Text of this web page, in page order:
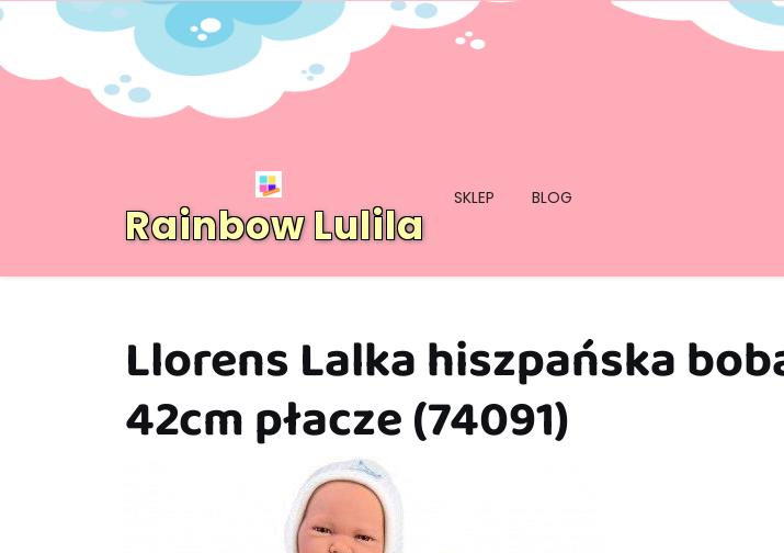
Skip
content
Rainbow Lulila
SKLEP BLOG
Llorens Lalka hiszpańska
42cm płacze (74091)